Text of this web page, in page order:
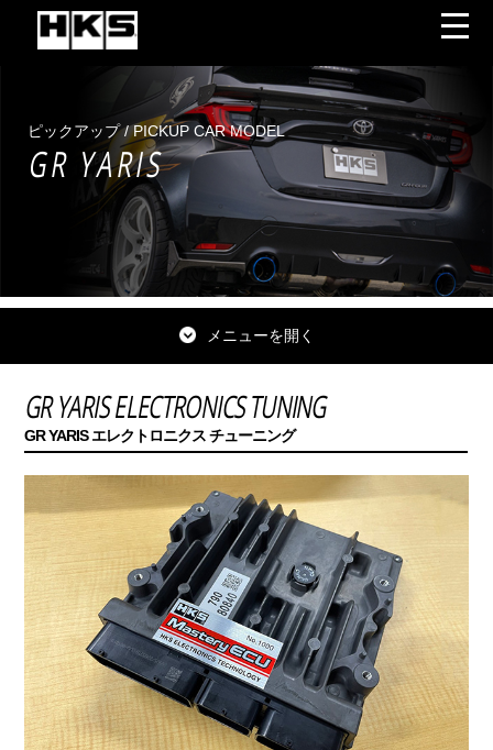
ピックアップ / PICKUP CAR MODEL
GR YARIS
メニューを開く
GR YARIS ELECTRONICS TUNING
GR YARIS エレクトロニクス チューニング